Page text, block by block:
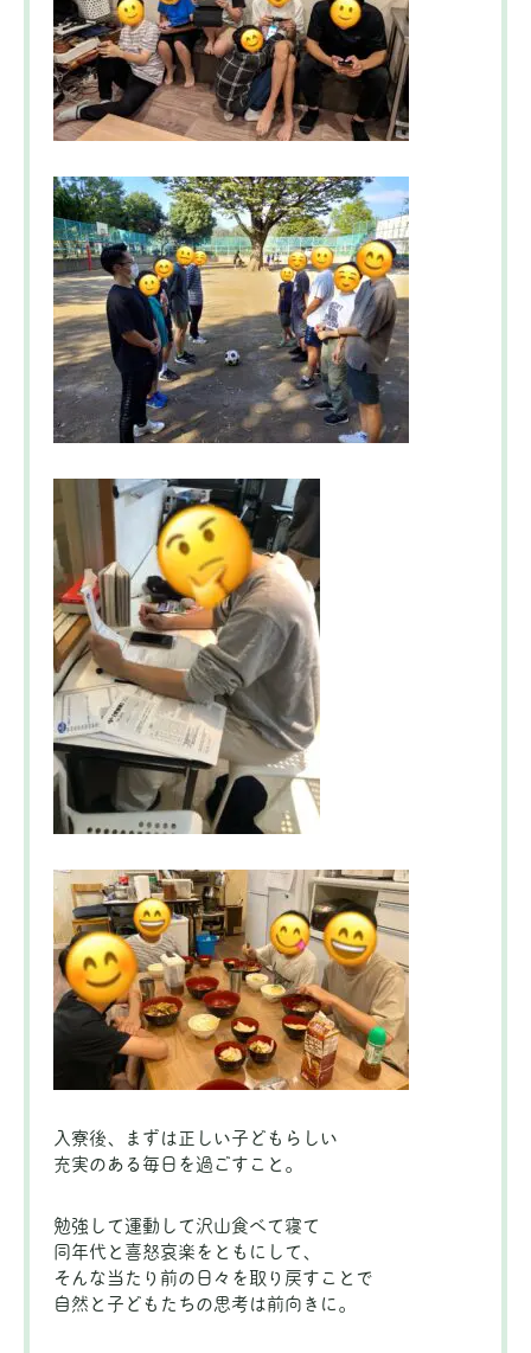
入寮後、まずは正しい子どもらしい
充実のある毎日を過ごすこと。
勉強して運動して沢山食べて寝て
同年代と喜怒哀楽をともにして、
そんな当たり前の日々を取り戻すことで
自然と子どもたちの思考は前向きに。